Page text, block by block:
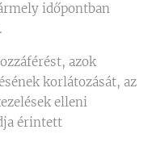
időpontban
azok
korlátozását, az
elleni
érintett